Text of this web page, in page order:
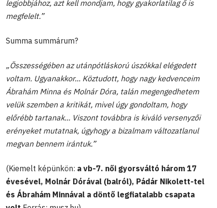
legjobbjához, azt kell mondjam, hogy gyakorlatilag ő is
megfelelt.”
Summa summárum?
„Összességében az utánpótláskorú úszókkal elégedett
voltam. Ugyanakkor... Köztudott, hogy nagy kedvenceim
Ábrahám Minna és Molnár Dóra, talán megengedhetem
velük szemben a kritikát, mivel úgy gondoltam, hogy
előrébb tartanak... Viszont továbbra is kiváló versenyzői
erényeket mutatnak, úgyhogy a bizalmam változatlanul
megvan bennem irántuk.”
(Kiemelt képünkön: a vb-7. női gyorsváltó három 17
évesével, Molnár Dórával (balról), Pádár Nikolett-tel
és Ábrahám Minnával a döntő legfiatalabb csapata